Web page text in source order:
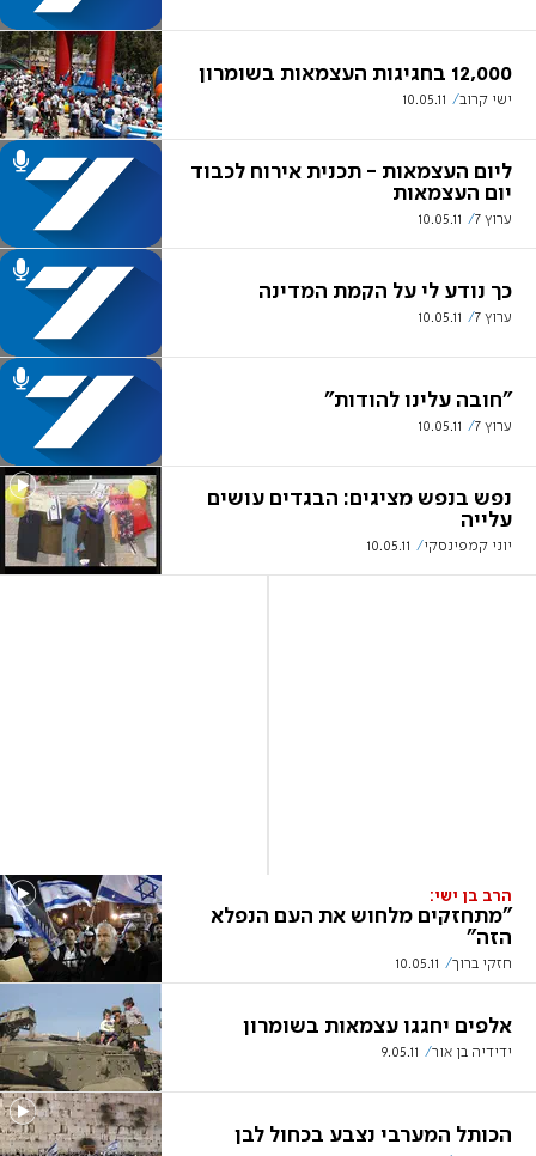
12,000 בחגיגות העצמאות בשומרון
ישי קרוב 10.05.11
ליום העצמאות - תכנית אירוח לכבוד
יום העצמאות
ערוץ 7 10.05.11
כך נודע לי על הקמת המדינה
ערוץ 7 10.05.11
"חובה עלינו להודות"
ערוץ 7 10.05.11
נפש בנפש מציגים: הבגדים עושים
עלייה
יוני קמפינסקי 10.05.11
הרב בן ישי:
"מתחזקים מלחוש את העם הנפלא
הזה"
חזקי ברוך 10.05.11
אלפים יחגגו עצמאות בשומרון
ידידיה בן אור 9.05.11
הכותל המערבי נצבע בכחול לבן